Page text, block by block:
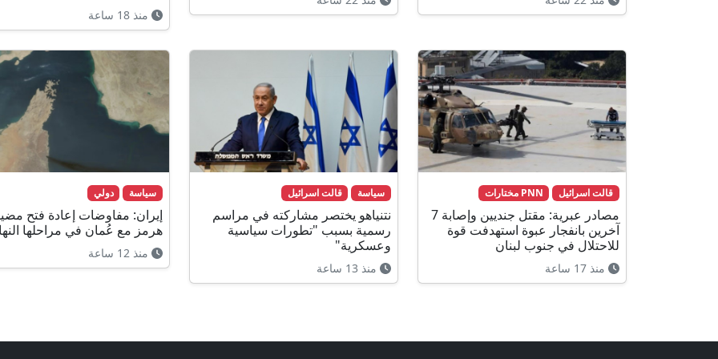
منذ 18 ساعة
قالت اسرائيل PNN مختارات
مصادر عبرية: مقتل جنديين وإصابة 7
آخرين بانفجار عبوة استهدفت قوة
للاحتلال في جنوب لبنان
منذ 17 ساعة
سياسة قالت اسرائيل
نتنياهو يختصر مشاركته في مراسم
رسمية بسبب "تطورات سياسية
وعسكرية"
منذ 13 ساعة
سياسة دولي
إيران: مفاوضات إعادة فتح
هرمز مع عُمان في مراحلها
منذ 12 ساعة